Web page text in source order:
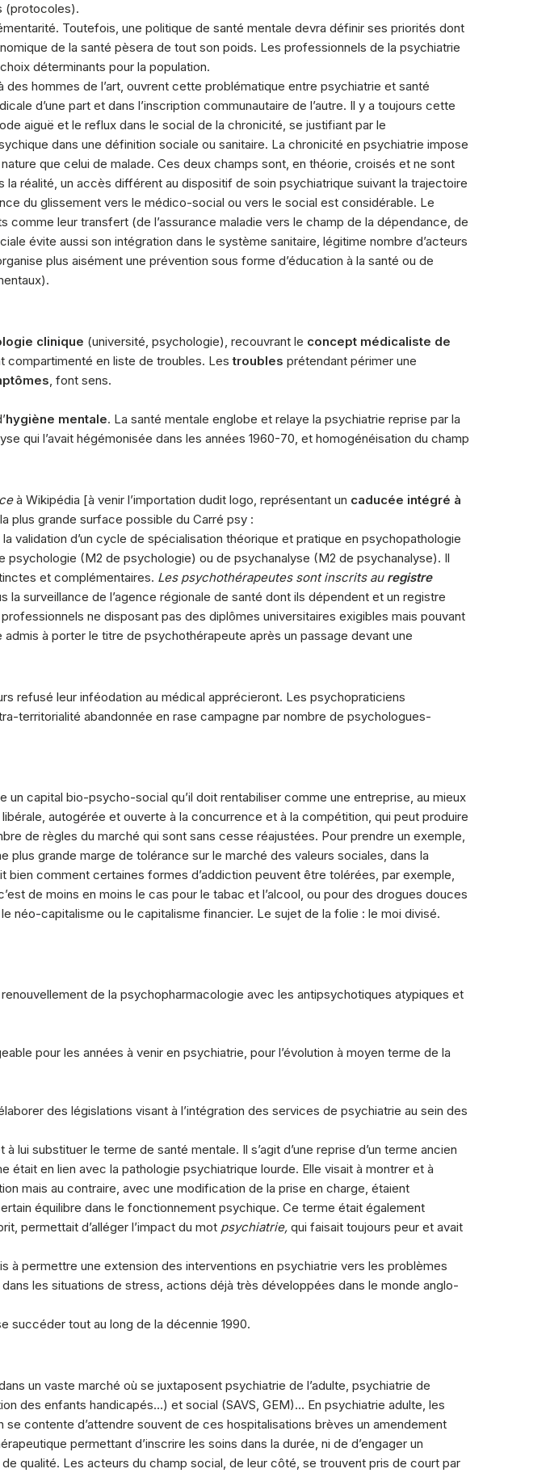
(protocoles).
Toutefois, une politique de santé mentale devra définir ses priorités dont
de la santé pèsera de tout son poids. Les professionnels de la psychiatrie
déterminants pour la population.
hommes de l’art, ouvrent cette problématique entre psychiatrie et santé
d’une part et dans l’inscription communautaire de l’autre. Il y a toujours cette
aiguë et le reflux dans le social de la chronicité, se justifiant par le
dans une définition sociale ou sanitaire. La chronicité en psychiatrie impose
que celui de malade. Ces deux champs sont, en théorie, croisés et ne sont
réalité, un accès différent au dispositif de soin psychiatrique suivant la trajectoire
du glissement vers le médico-social ou vers le social est considérable. Le
leur transfert (de l’assurance maladie vers le champ de la dépendance, de
évite aussi son intégration dans le système sanitaire, légitime nombre d’acteurs
plus aisément une prévention sous forme d’éducation à la santé ou de
clinique (université, psychologie), recouvrant le concept médicaliste de
compartimenté en liste de troubles. Lestroubles prétendant périmer une
, font sens.
hygiène mentale. La santé mentale englobe et relaye la psychiatrie reprise par la
qui l’avait hégémonisée dans les années 1960-70, et homogénéisation du champ
à Wikipédia [à venir l’importation dudit logo, représentant un caducée intégré à
plus grande surface possible du Carré psy :
validation d’un cycle de spécialisation théorique et pratique en psychopathologie
(M2 de psychologie) ou de psychanalyse (M2 de psychanalyse). Il
et complémentaires. Les psychothérapeutes sont inscrits au registre
la surveillance de l’agence régionale de santé dont ils dépendent et un registre
ne disposant pas des diplômes universitaires exigibles mais pouvant
à porter le titre de psychothérapeute après un passage devant une
refusé leur inféodation au médical apprécieront. Les psychopraticiens
territorialité abandonnée en rase campagne par nombre de psychologues-
un capital bio-psycho-social qu’il doit rentabiliser comme une entreprise, au mieux
autogérée et ouverte à la concurrence et à la compétition, qui peut produire
de règles du marché qui sont sans cesse réajustées. Pour prendre un exemple,
plus grande marge de tolérance sur le marché des valeurs sociales, dans la
comment certaines formes d’addiction peuvent être tolérées, par exemple,
de moins en moins le cas pour le tabac et l’alcool, ou pour des drogues douces
néo-capitalisme ou le capitalisme financier. Le sujet de la folie : le moi divisé.
de la psychopharmacologie avec les antipsychotiques atypiques et
pour les années à venir en psychiatrie, pour l’évolution à moyen terme de la
des législations visant à l’intégration des services de psychiatrie au sein des
lui substituer le terme de santé mentale. Il s’agit d’une reprise d’un terme ancien
était en lien avec la pathologie psychiatrique lourde. Elle visait à montrer et à
mais au contraire, avec une modification de la prise en charge, étaient
équilibre dans le fonctionnement psychique. Ce terme était également
permettait d’alléger l’impact du mot psychiatrie, qui faisait toujours peur et avait
à permettre une extension des interventions en psychiatrie vers les problèmes
les situations de stress, actions déjà très développées dans le monde anglo-
succéder tout au long de la décennie 1990.
un vaste marché où se juxtaposent psychiatrie de l’adulte, psychiatrie de
des enfants handicapés…) et social (SAVS, GEM)… En psychiatrie adulte, les
contente d’attendre souvent de ces hospitalisations brèves un amendement
permettant d’inscrire les soins dans la durée, ni de d’engager un
qualité. Les acteurs du champ social, de leur côté, se trouvent pris de court par